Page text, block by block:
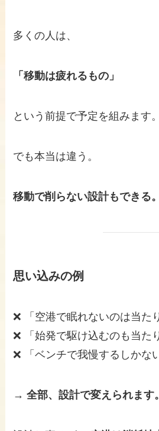
多くの人は、
「移動は疲れるもの」
という前提で予定を組みます。
でも本当は違う。
移動で削らない設計もできる。
思い込みの例
❌ 「空港で眠れないのは当た
❌ 「始発で駆け込むのも当た
❌ 「ベンチで我慢するしかな
→ 全部、設計で変えられます。